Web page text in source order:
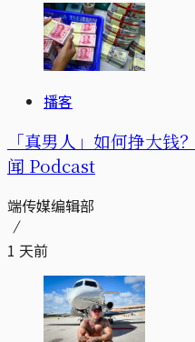
播客
「真男人」如何挣大钱
闻 Podcast
端传媒编辑部
1 天前